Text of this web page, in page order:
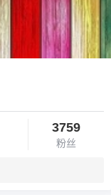
3759
粉丝